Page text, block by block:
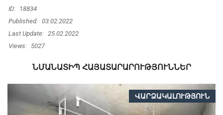
ID: 18834
Published: 03.02.2022
Last Update: 25.02.2022
Views: 5027
ՆՄԱՆԱՏԻՊ ՀԱՅԱՏԱՐԱՐՈՒԹՅՈՒՆՆԵՐ
ՎԱՐՁԱԿԱԼՈՒԹՅՈՒՆ